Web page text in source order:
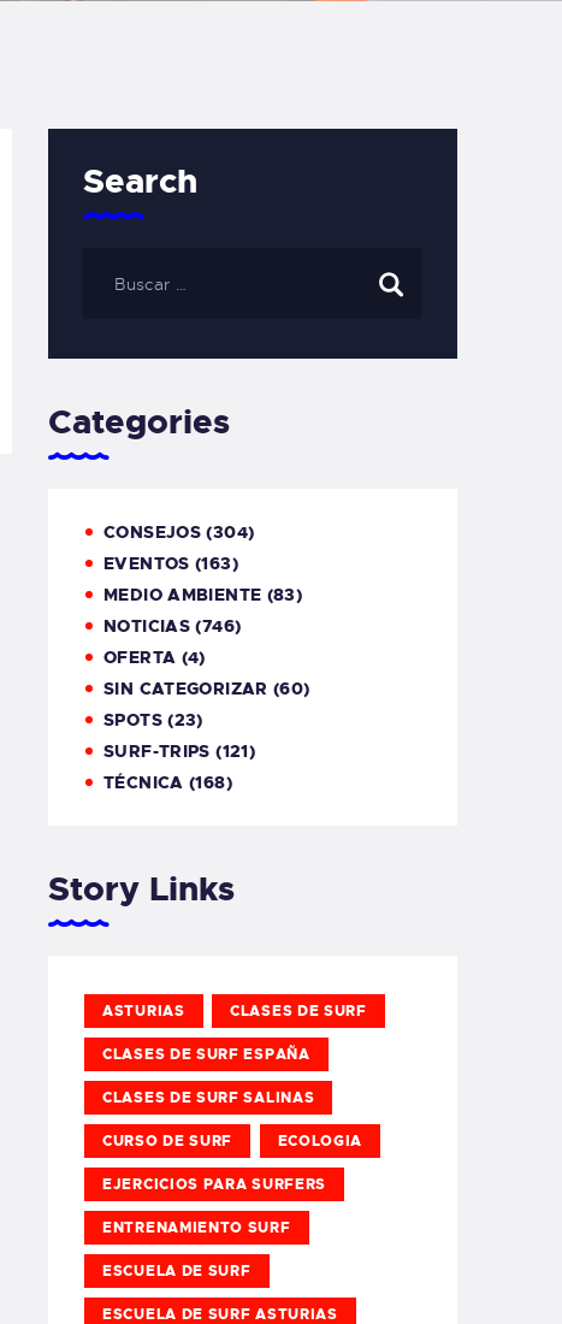
Search
Categories
CONSEJOS (304)
EVENTOS (163)
MEDIO AMBIENTE (83)
NOTICIAS (746)
OFERTA (4)
SIN CATEGORIZAR (60)
SPOTS(23)
SURF-TRIPS (121)
TÉCNICA (168)
Story Links
ASTURIAS CLASES DE SURF
CLASES DE SURF ESPAÑA
CLASES DE SURF SALINAS
CURSO DE SURF ECOLOGIA
EJERCICIOS PARA SURFERS
ENTRENAMIENTO SURF
ESCUELA DE SURF
ESCUELA DE SURF ASTURIAS